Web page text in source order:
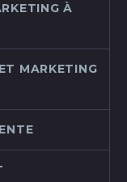
À
MARKETING